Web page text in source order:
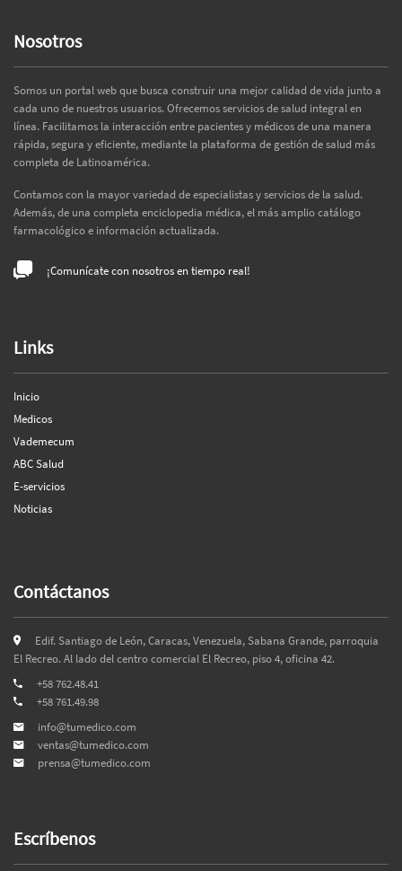
Nosotros
Somos un portal web que busca construir una mejor calidad de vida junto a
cada uno de nuestros usuarios. Ofrecemos servicios de salud integral en
línea. Facilitamos la interacción entre pacientes y médicos de una manera
rápida, segura y eficiente, mediante la plataforma de gestión de salud más
completa de Latinoamérica.
Contamos con la mayor variedad de especialistas y servicios de la salud.
Además, de una completa enciclopedia médica, el más amplio catálogo
farmacológico e información actualizada.
¡Comunícate con nosotros en tiempo real!
Links
Inicio
Medicos
Vademecum
ABC Salud
E-servicios
Noticias
Contáctanos
Edif. Santiago de León, Caracas, Venezuela, Sabana Grande, parroquia
El Recreo. Al lado del centro comercial El Recreo, piso 4, oficina 42.
+58 762.48.41
+58 761.49.98
info@tumedico.com
ventas@tumedico.com
prensa@tumedico.com
Escríbenos